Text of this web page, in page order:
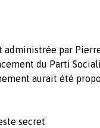
par
du Parti
aurait été
secret